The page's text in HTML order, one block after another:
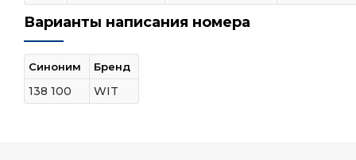
Варианты написания номера
Синоним Бренд
138 100 WIT